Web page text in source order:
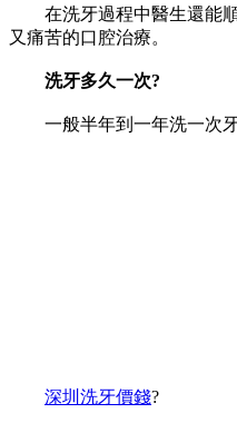
在洗牙過程中醫生還能順
又痛苦的口腔治療。
洗牙多久一次?
一般半年到一年洗一次牙
深圳洗牙價錢?